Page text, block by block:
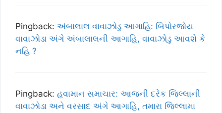
Pingback: અંબાલાલ વાવાઝોડુ આગાહિ: બિપોરજોય
વાવાઝોડા અંગે અંબાલાલની આગાહિ, વાવાઝોડુ આવશે કે
નહિ ?
Pingback: હવામાન સમાચાર: આજની દરેક જિલ્લાની
વાવાઝોડા અને વરસાદ અંગે આગાહિ, તમારા જિલ્લામા